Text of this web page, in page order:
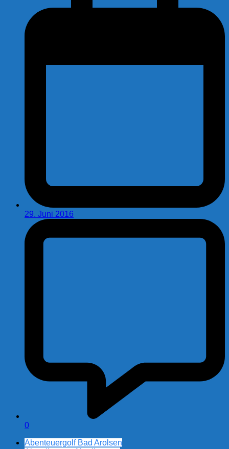
29. Juni 2016
0
Abenteuergolf Bad Arolsen